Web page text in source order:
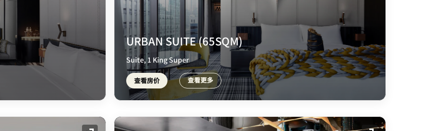
URBAN SUITE (65SQM)
Suite, 1 King Super
查看房价 查看更多